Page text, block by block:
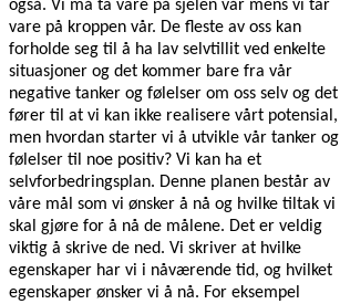
også. Vi må ta vare på sjelen vår mens vi tar
vare på kroppen vår. De fleste av oss kan
forholde seg til å ha lav selvtillit ved enkelte
situasjoner og det kommer bare fra vår
negative tanker og følelser om oss selv og det
fører til at vi kan ikke realisere vårt potensial,
men hvordan starter vi å utvikle vår tanker og
følelser til noe positiv? Vi kan ha et
selvforbedringsplan. Denne planen består av
våre mål som vi ønsker å nå og hvilke tiltak vi
skal gjøre for å nå de målene. Det er veldig
viktig å skrive de ned. Vi skriver at hvilke
egenskaper har vi i nåværende tid, og hvilket
egenskaper ønsker vi å nå. For eksempel